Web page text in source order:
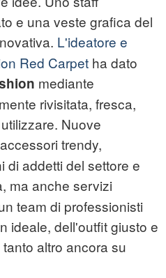
e una veste grafica del
L'ideatore e
Red Carpet ha dato
mediante
rivisitata, fresca,
Nuove
trendy,
di addetti del settore e
ma anche servizi
team di professionisti
ideale, dell'outfit giusto e
altro ancora su